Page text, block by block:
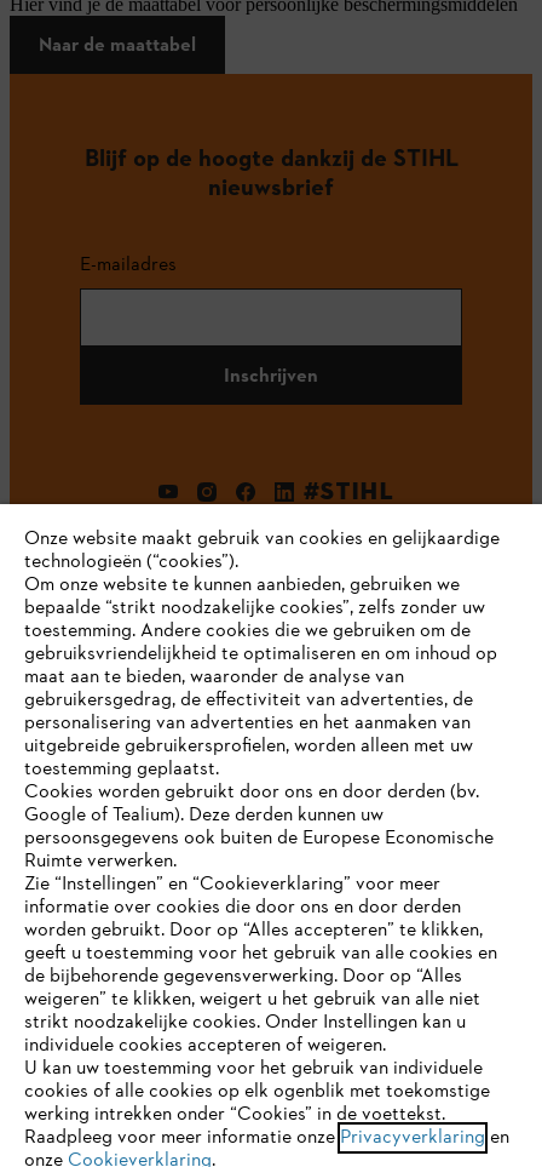
Hier vind je de maattabel voor persoonlijke beschermingsmiddelen
Naar de maattabel
Blijf op de hoogte dankzij de STIHL
nieuwsbrief
E-mailadres
Inschrijven
#STIHL
Bedrijf
STIHL FAQ
Contact
Gegevensbescherming Impressum
Cookie-informatie Juridische informatie
JE BROWSER WORDT NIET
ONDERSTEUND
Je gebruikt een browser die we nog niet ondersteunen. Om
onze website optimaal te kunnen gebruiken, raden we aan dat
je overschakelt op één van de volgende browsers:
Onze website maakt gebruik van cookies en gelijkaardige
technologieën (“cookies”).
Om onze website te kunnen aanbieden, gebruiken we
bepaalde “strikt noodzakelijke cookies”, zelfs zonder uw
toestemming. Andere cookies die we gebruiken om de
gebruiksvriendelijkheid te optimaliseren en om inhoud op
maat aan te bieden, waaronder de analyse van
gebruikersgedrag, de effectiviteit van advertenties, de
personalisering van advertenties en het aanmaken van
uitgebreide gebruikersprofielen, worden alleen met uw
toestemming geplaatst.
Cookies worden gebruikt door ons en door derden (bv.
Google of Tealium). Deze derden kunnen uw
persoonsgegevens ook buiten de Europese Economische
Ruimte verwerken.
Zie “Instellingen” en “Cookieverklaring” voor meer
informatie over cookies die door ons en door derden
worden gebruikt. Door op “Alles accepteren” te klikken,
geeft u toestemming voor het gebruik van alle cookies en
de bijbehorende gegevensverwerking. Door op “Alles
weigeren” te klikken, weigert u het gebruik van alle niet
strikt noodzakelijke cookies. Onder Instellingen kan u
individuele cookies accepteren of weigeren.
U kan uw toestemming voor het gebruik van individuele
cookies of alle cookies op elk ogenblik met toekomstige
werking intrekken onder “Cookies” in de voettekst.
Raadpleeg voor meer informatie onze Privacyverklaring en
onze Cookieverklaring.